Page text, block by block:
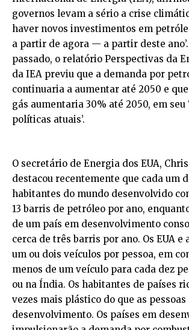
governos levam a sério a crise
haver novos investimentos em
a partir de agora — a partir deste
passado, o relatório Perspectivas da
da IEA previu que a demanda por
continuaria a aumentar até 2050 e
gás aumentaria 30% até 2050, em seu
políticas atuais’.
O secretário de Energia dos EUA,
destacou recentemente que cada um
habitantes do mundo desenvolvido
13 barris de petróleo por ano,
de um país em desenvolvimento
cerca de três barris por ano. Os EUA e
um ou dois veículos por pessoa, em
menos de um veículo para cada dez
ou na Índia. Os habitantes de países
vezes mais plástico do que as
desenvolvimento. Os países em